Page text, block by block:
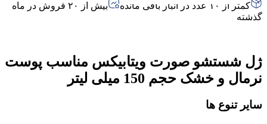
کمتر از ۱۰ عدد در انبار باقی مانده
بیش از ۲۰ فروش در ماه
گذشته
ژل شستشو صورت ویتابیکس مناسب پوست
نرمال و خشک حجم 150 میلی لیتر
سایر تنوع ها